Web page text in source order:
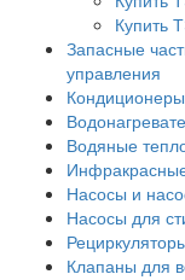
Купить
Запасные
управления
Кондиционеры
Водяные
Насосы и
Насосы для
Клапаны для